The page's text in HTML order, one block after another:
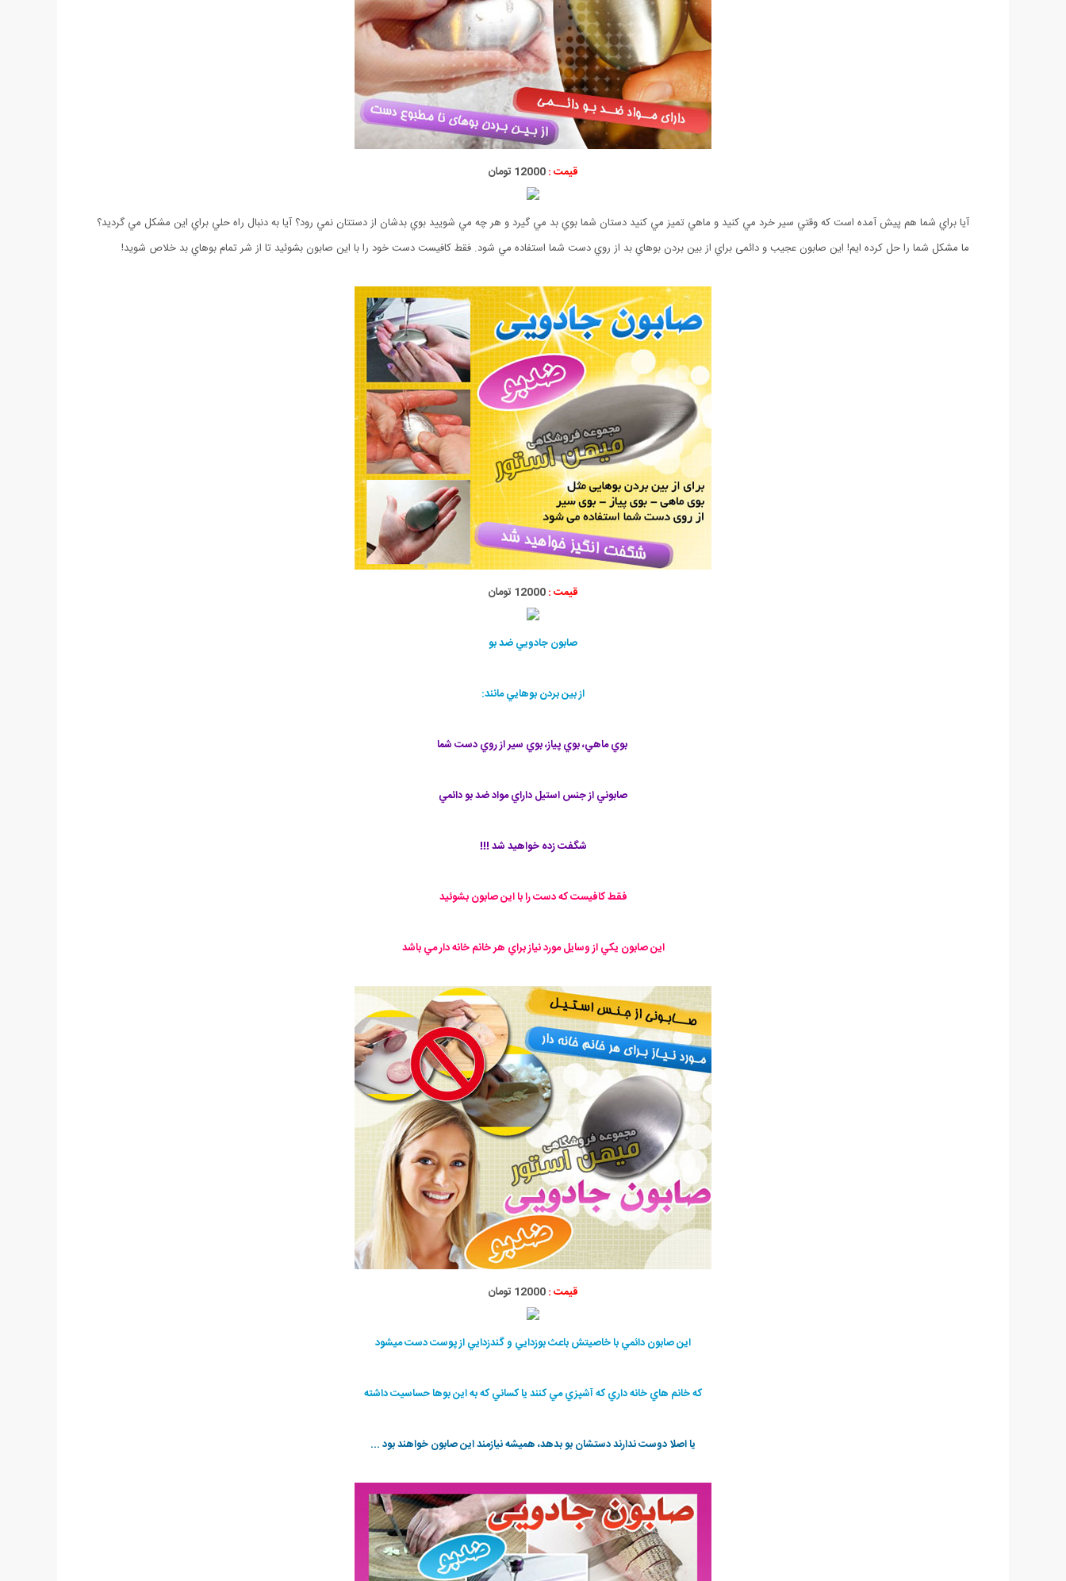
قیمت :12000 تومان
آيا براي شما هم پيش آمده است كه وقتي سير خرد مي كنيد و ماهي تميز مي كنيد دستان شما بوي بد مي گيرد و هر چه مي شوييد بوي بدشان از دستتان نمي رود؟ آيا به دنبال راه حلي براي اين مشكل مي گرديد؟
ما مشكل شما را حل كرده ايم! اين صابون عجيب و دائمی براي از بين بردن بوهاي بد از روي دست شما استفاده مي شود. فقط كافيست دست خود را با اين صابون بشوئيد تا از شر تمام بوهاي بد خلاص شويد!
قیمت :12000 تومان
صابون جادويي ضد بو
از بين بردن بوهايي مانند:
بوي ماهي، بوي پياز، بوي سير از روي دست شما
صابوني از جنس استيل داراي مواد ضد بو دائمي
شگفت زده خواهيد شد !!!
فقط كافيست كه دست را با اين صابون بشوئيد
اين صابون يكي از وسايل مورد نياز براي هر خانم خانه دار مي باشد
قیمت :12000 تومان
اين صابون دائمي با خاصيتش باعث بوزدايي و گندزدايي از پوست دست ميشود
كه خانم هاي خانه داري كه آشپزي مي كنند يا كساني كه به اين بوها حساسيت داشته
يا اصلا دوست ندارند دستشان بو بدهد، هميشه نيازمند اين صابون خواهند بود ...